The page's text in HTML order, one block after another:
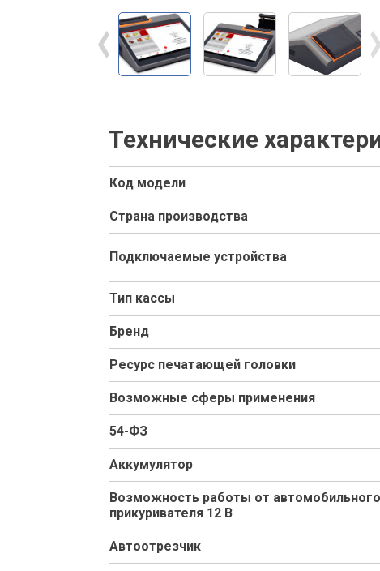
Технические
Код модели
Страна производства
Подключаемые устройства
Тип кассы
Бренд
Ресурс печатающей головки
Возможные сферы применения
54-ФЗ
Аккумулятор
Возможность работы от автомобильного
прикуривателя 12 В
Автоотрезчик